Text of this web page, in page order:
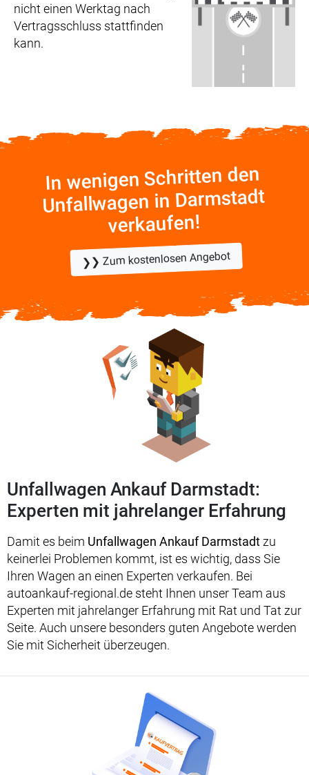
nicht einen Werktag nach
Vertragsschluss stattfinden
kann.
In wenigen Schritten den
Unfallwagen in Darmstadt
verkaufen!
❯❯ Zum kostenlosen Angebot
Unfallwagen Ankauf Darmstadt:
Experten mit jahrelanger Erfahrung
Damit es beim Unfallwagen Ankauf Darmstadt zu
keinerlei Problemen kommt, ist es wichtig, dass Sie
Ihren Wagen an einen Experten verkaufen. Bei
autoankauf-regional.de steht Ihnen unser Team aus
Experten mit jahrelanger Erfahrung mit Rat und Tat zur
Seite. Auch unsere besonders guten Angebote werden
Sie mit Sicherheit überzeugen.